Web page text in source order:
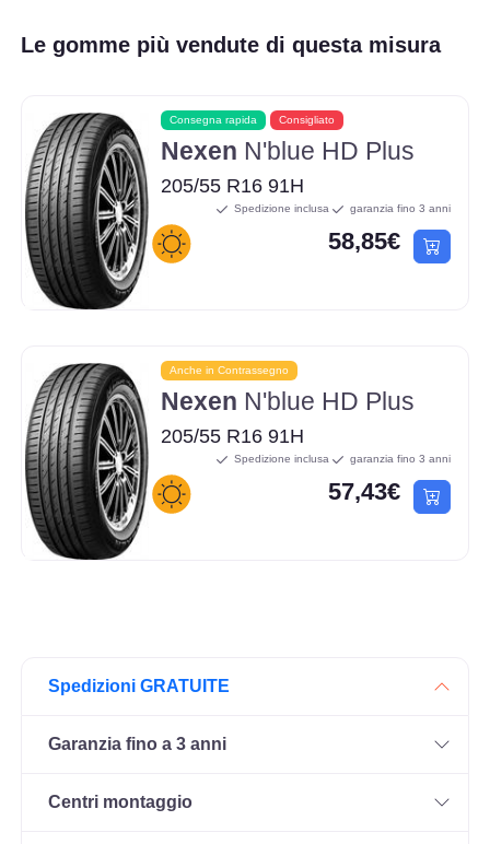
Le gomme più vendute di questa misura
Consegna rapida Consigliato
Nexen N'blue HD Plus
205/55 R16 91H
Spedizione inclusa garanzia fino 3 anni
58,85€
Anche in Contrassegno
Nexen N'blue HD Plus
205/55 R16 91H
Spedizione inclusa garanzia fino 3 anni
57,43€
Spedizioni GRATUITE
Garanzia fino a 3 anni
Centri montaggio